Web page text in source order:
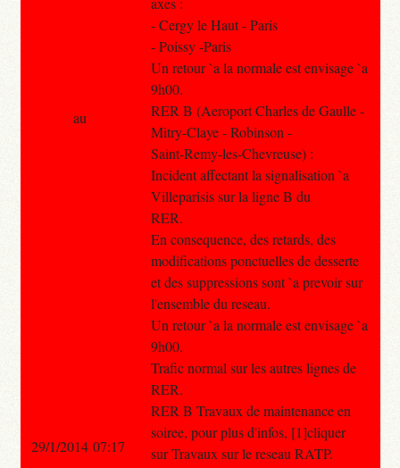
- Cergy le Haut - Paris
- Poissy -Paris
Un retour `a la normale est envisage `a
9h00.
RER B (Aeroport Charles de Gaulle -
Mitry-Claye - Robinson -
Saint-Remy-les-Chevreuse) :
Incident affectant la signalisation `a
Villeparisis sur la ligne B du
RER.
En consequence, des retards, des
modifications ponctuelles de desserte
et des suppressions sont `a prevoir sur
l'ensemble du reseau.
Un retour `a la normale est envisage `a
9h00.
Trafic normal sur les autres lignes de
RER.
RER B Travaux de maintenance en
soiree, pour plus d'infos, [1]cliquer
sur Travaux sur le reseau RATP.
au
29/1/2014 07:17